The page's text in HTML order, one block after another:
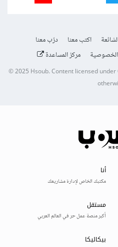
اكتب معنا
درّب معنا
مركز المساعدة
© 2025Hsoub.Content licensed